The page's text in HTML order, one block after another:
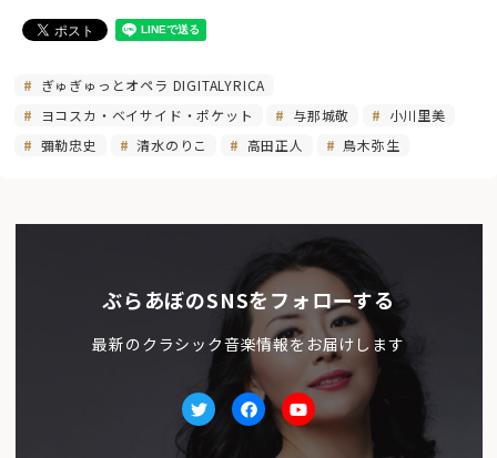
ぎゅぎゅっとオペラ DIGITALYRICA
ヨコスカ・ベイサイド・ポケット
与那城敬
小川里美
彌勒忠史
清水のりこ 高田正人 鳥木弥生
ぶらあぼのSNSをフォローする
最新のクラシック音楽情報をお届けします
TwitterfacebookYoutube